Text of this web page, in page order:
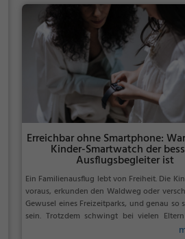
Erreichbar ohne Smartphone:
Kinder-Smartwatch der
Ausflugsbegleiter ist
Ein Familienausflug lebt von Freiheit. Die
voraus, erkunden den Waldweg oder
Gewusel eines Freizeitparks, und genau so
sein. Trotzdem schwingt bei vielen
Sorge mit, sobald der Nachwuchs außer